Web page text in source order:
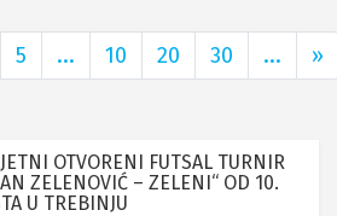
5 ... 10 20 30 ... »
OTVORENI FUTSAL TURNIR
ZELENOVIĆ – ZELENI“ OD 10.
U TREBINJU